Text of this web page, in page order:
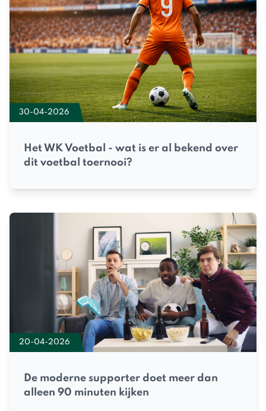
30-04-2026
Het WK Voetbal - wat is er al bekend over
dit voetbal toernooi?
20-04-2026
De moderne supporter doet meer dan
alleen 90 minuten kijken